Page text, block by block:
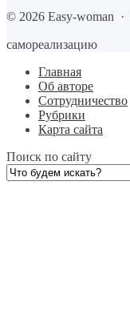
© 2026 Easy-woman ·
самореализацию
Главная
Об авторе
Сотрудничество
Рубрики
Карта сайта
Поиск по сайту